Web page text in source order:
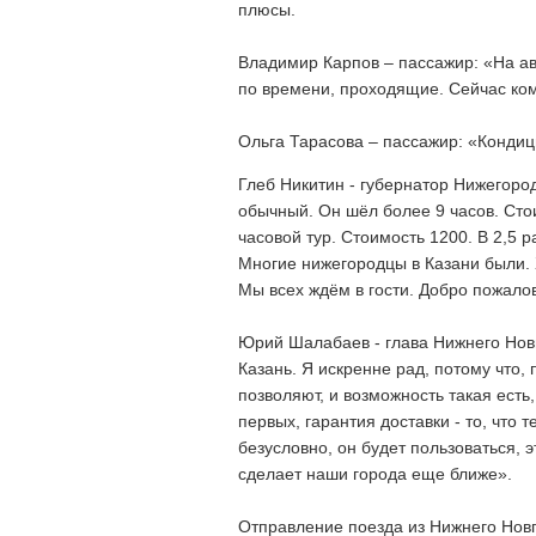
плюсы.
Владимир Карпов – пассажир: «На
по времени, проходящие. Сейчас
Ольга Тарасова – пассажир:
Глеб Никитин - губернатор
обычный. Он шёл более 9 часов.
часовой тур. Стоимость 1200. В 2,5
Многие нижегородцы в Казани были.
Мы всех ждём в гости. Добро
Юрий Шалабаев - глава Нижнего
Казань. Я искренне рад, потому
позволяют, и возможность такая
первых, гарантия доставки - то, что
безусловно, он будет пользоваться,
сделает наши города еще ближе».
Отправление поезда из Нижнего